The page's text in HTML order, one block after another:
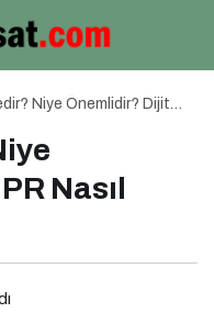
Niye Önemlidir? Dijital
Nasıl